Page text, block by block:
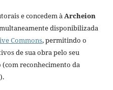
e concedem àArcheion
disponibilizada
Commons, permitindo o
de sua obra pelo seu
reconhecimento da